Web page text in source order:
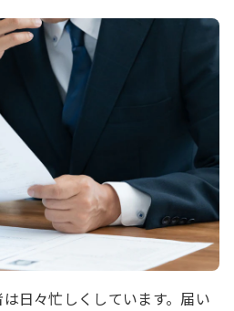
日々忙しくしています。届い